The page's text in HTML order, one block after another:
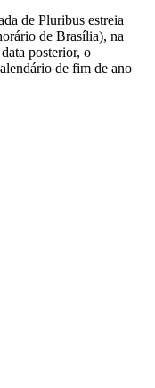
de Pluribus estreia
de Brasília), na
posterior, o
de fim de ano